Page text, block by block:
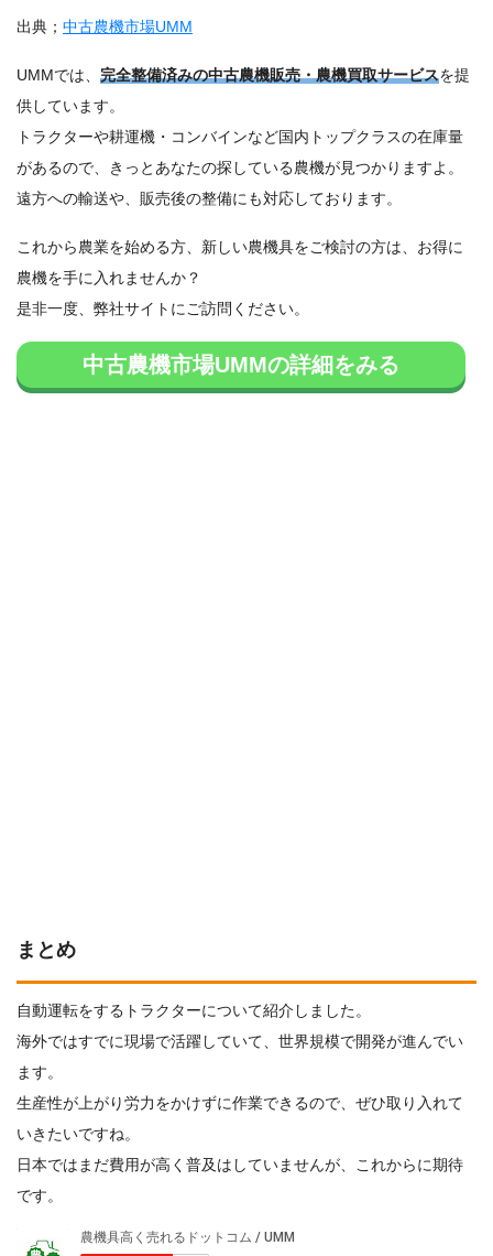
出典； 中古農機市場UMM
UMMでは、 完全整備済みの中古農機販売・農機買取サービスを提
供しています。
トラクターや耕運機・コンバインなど国内トップクラスの在庫量
があるので、きっとあなたの探している農機が見つかりますよ。
遠方への輸送や、販売後の整備にも対応しております。
これから農業を始める方、新しい農機具をご検討の方は、お得に
農機を手に入れませんか？
是非一度、弊社サイトにご訪問ください。
中古農機市場UMMの詳細をみる
まとめ
自動運転をするトラクターについて紹介しました。
海外ではすでに現場で活躍していて、世界規模で開発が進んでい
ます。
生産性が上がり労力をかけずに作業できるので、ぜひ取り入れて
いきたいですね。
日本ではまだ費用が高く普及はしていませんが、これからに期待
です。